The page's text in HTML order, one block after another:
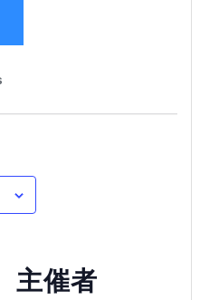
主催者